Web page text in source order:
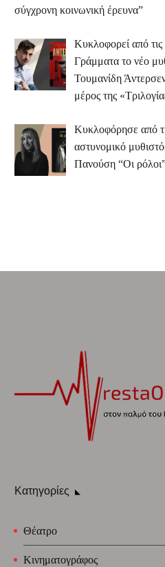
σύγχρονη κοινωνική έρευνα”
Κυκλοφορεί από
Γράμματα το νέο
Τουμανίδη
μέρος της
Κυκλοφόρησε από
αστυνομικό
Πανούση “Οι
Κατηγορίες
Θέατρο
Κινηματογράφος